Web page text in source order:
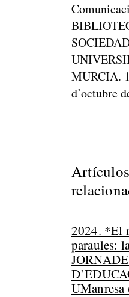
MURCIA.
d’octubre
Artículos
2024. *El
paraules:
UManresa